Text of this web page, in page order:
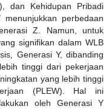
dan Kehidupan Pribadi
perbedaan
Z. Namun, untuk
signifikan dalam WLB
Generasi Y, dibanding
tinggi dari pekerjaan
yang lebih tinggi
(PLEW). Hal ini
oleh Generasi Y